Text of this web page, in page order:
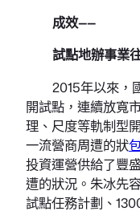
成效——
試點地辦事業
2015年以來，
開試點，連續放寬
理、尺度等軌制型
一流營商周遭的狀
投資運營供給了豐
遭的狀況。朱冰先
試點任務計劃、